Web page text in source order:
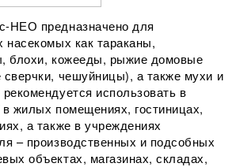
НЕО предназначено для
насекомых как тараканы,
блохи, кожееды, рыжие домовые
чешуйницы), а также мухи и
использовать в
жилых помещениях, гостиницах,
а также в учреждениях
– производственных и подсобных
объектах, магазинах, складах,